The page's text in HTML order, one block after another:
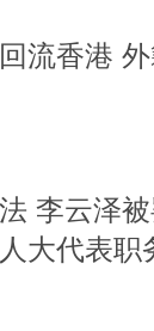
流香港
李云泽
大代表职